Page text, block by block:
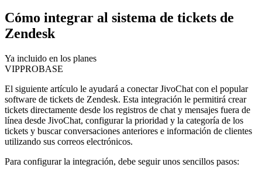
Cómo integrar al sistema de tickets de
Zendesk
Ya incluido en los planes
VIPPROBASE
El siguiente artículo le ayudará a conectar JivoChat con el popular
software de tickets de Zendesk. Esta integración le permitirá crear
tickets directamente desde los registros de chat y mensajes fuera de
línea desde JivoChat, configurar la prioridad y la categoría de los
tickets y buscar conversaciones anteriores e información de clientes
utilizando sus correos electrónicos.
Para configurar la integración, debe seguir unos sencillos pasos: